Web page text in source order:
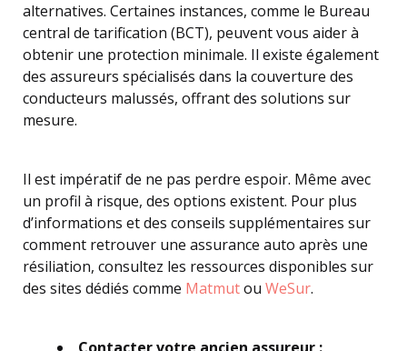
alternatives. Certaines instances, comme le Bureau
central de tarification (BCT), peuvent vous aider à
obtenir une protection minimale. Il existe également
des assureurs spécialisés dans la couverture des
conducteurs malussés, offrant des solutions sur
mesure.
Il est impératif de ne pas perdre espoir. Même avec
un profil à risque, des options existent. Pour plus
d’informations et des conseils supplémentaires sur
comment retrouver une assurance auto après une
résiliation, consultez les ressources disponibles sur
des sites dédiés comme Matmutou WeSur.